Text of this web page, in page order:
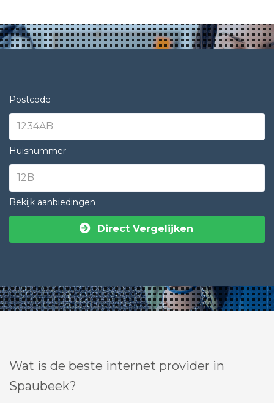
Postcode
Huisnummer
Bekijk aanbiedingen
Direct Vergelijken
Wat is de beste internet provider in
Spaubeek?